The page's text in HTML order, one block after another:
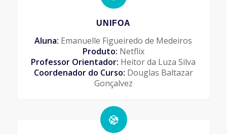
UNIFOA
Aluna: Emanuelle Figueiredo de Medeiros
Produto: Netflix
Professor Orientador: Heitor da Luza Silva
Coordenador do Curso: Douglas Baltazar
Gonçalvez